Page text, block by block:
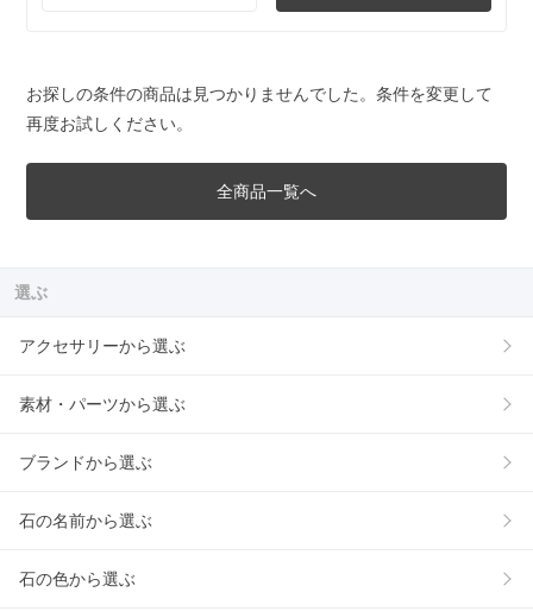
お探しの条件の商品は見つかりませんでした。条件を変更して
再度お試しください。
全商品一覧へ
選ぶ
アクセサリーから選ぶ
素材・パーツから選ぶ
ブランドから選ぶ
石の名前から選ぶ
石の色から選ぶ